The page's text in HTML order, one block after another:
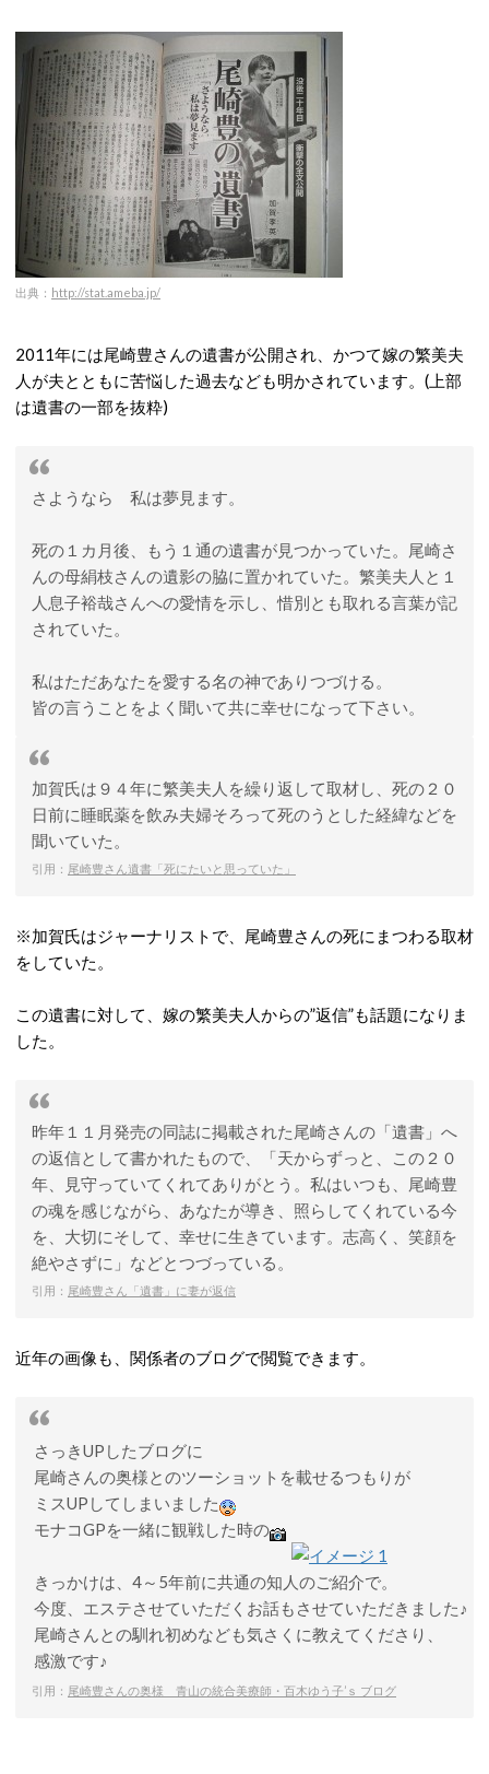
出典： http://stat.ameba.jp/
2011年には尾崎豊さんの遺書が公開され、かつて嫁の繁美夫
人が夫とともに苦悩した過去なども明かされています。(上部
は遺書の一部を抜粋)
さようなら 私は夢見ます。
死の１カ月後、もう１通の遺書が見つかっていた。尾崎さ
んの母絹枝さんの遺影の脇に置かれていた。繁美夫人と１
人息子裕哉さんへの愛情を示し、惜別とも取れる言葉が記
されていた。
私はただあなたを愛する名の神でありつづける。
皆の言うことをよく聞いて共に幸せになって下さい。
加賀氏は９４年に繁美夫人を繰り返して取材し、死の２０
日前に睡眠薬を飲み夫婦そろって死のうとした経緯などを
聞いていた。
引用： 尾崎豊さん遺書「死にたいと思っていた」
※加賀氏はジャーナリストで、尾崎豊さんの死にまつわる取材
をしていた。
この遺書に対して、嫁の繁美夫人からの”返信”も話題になりま
した。
昨年１１月発売の同誌に掲載された尾崎さんの「遺書」へ
の返信として書かれたもので、「天からずっと、この２０
年、見守っていてくれてありがとう。私はいつも、尾崎豊
の魂を感じながら、あなたが導き、照らしてくれている今
を、大切にそして、幸せに生きています。志高く、笑顔を
絶やさずに」などとつづっている。
引用： 尾崎豊さん「遺書」に妻が返信
近年の画像も、関係者のブログで閲覧できます。
さっきUPしたブログに
尾崎さんの奥様とのツーショットを載せるつもりが
ミスUPしてしまいました
モナコGPを一緒に観戦した時の
きっかけは、4～5年前に共通の知人のご紹介で。
今度、エステさせていただくお話もさせていただきました♪
尾崎さんとの馴れ初めなども気さくに教えてくださり、
感激です♪
引用： 尾崎豊さんの奥様 青山の統合美療師・百木ゆう子’ｓ ブログ